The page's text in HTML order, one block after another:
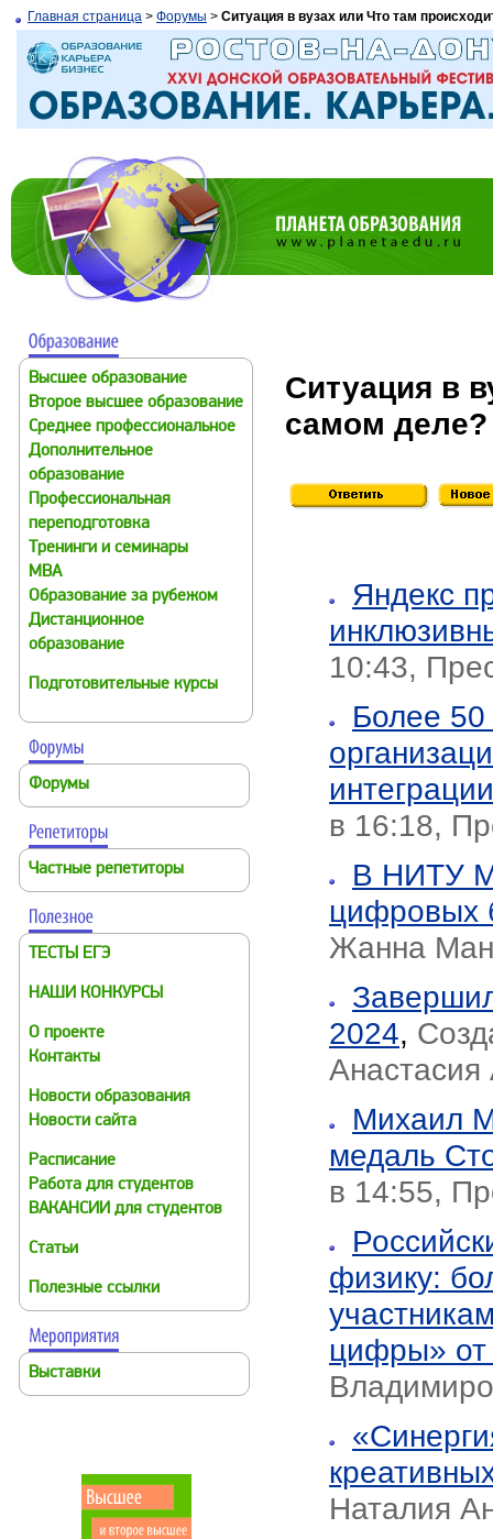
Главная страница > Форумы > Ситуация в вузах или Что там
Высшее образование
Второе высшее образование
Среднее профессиональное
Дополнительное
образование
Профессиональная
переподготовка
Тренинги и семинары
MBA
Образование за рубежом
Дистанционное
образование
Подготовительные курсы
Форумы
Частные репетиторы
ТЕСТЫ ЕГЭ
НАШИ КОНКУРСЫ
О проекте
Контакты
Новости образования
Новости сайта
Расписание
Работа для студентов
ВАКАНСИИ для студентов
Статьи
Полезные ссылки
Выставки
Ситуация в
самом деле?
Яндекс
10:43,
Более 50
в 16:18,
В НИТУ
цифровых
Жанна
2024,
Анастасия
Михаил
медаль
в 14:55,
физику:
цифры» от
Наталия